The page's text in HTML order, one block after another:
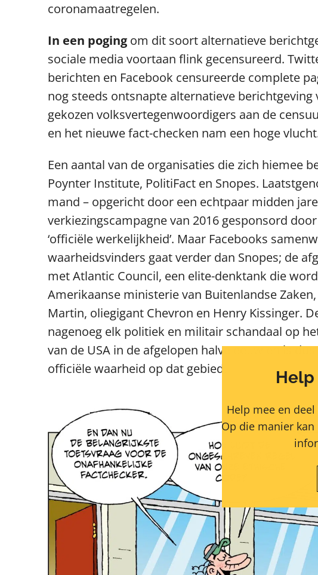
coronamaatregelen.
In een poging om dit soort alternatieve
sociale media voortaan flink gecensureerd.
berichten en Facebook censureerde complete
nog steeds ontsnapte alternatieve
gekozen volksvertegenwoordigers aan de
en het nieuwe fact-checken nam een hoge
Een aantal van de organisaties die zich hiemee
Poynter Institute, PolitiFact en Snopes.
mand – opgericht door een echtpaar midden
verkiezingscampagne van 2016 gesponsord
‘officiële werkelijkheid’. Maar Facebooks
waarheidsvinders gaat verder dan Snopes; de
met Atlantic Council, een elite-denktank die
Amerikaanse ministerie van Buitenlandse
Martin, oliegigant Chevron en Henry Kissinger.
nagenoeg elk politiek en militair schandaal op
van de USA in de afgelopen halve eeuw en is
officiële waarheid op dat gebied.
Help mee en
Op die manier kan